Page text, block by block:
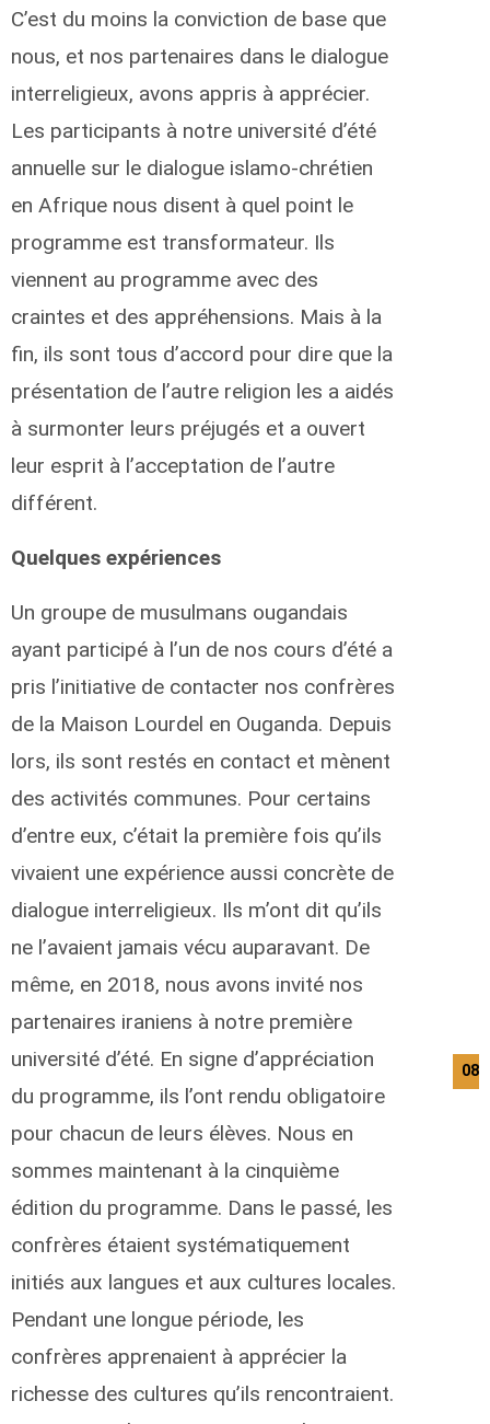
C’est du moins la conviction de base que
nous, et nos partenaires dans le dialogue
interreligieux, avons appris à apprécier.
Les participants à notre université d’été
annuelle sur le dialogue islamo-chrétien
en Afrique nous disent à quel point le
programme est transformateur. Ils
viennent au programme avec des
craintes et des appréhensions. Mais à la
fin, ils sont tous d’accord pour dire que la
présentation de l’autre religion les a aidés
à surmonter leurs préjugés et a ouvert
leur esprit à l’acceptation de l’autre
différent.
Quelques expériences
Un groupe de musulmans ougandais
ayant participé à l’un de nos cours d’été a
pris l’initiative de contacter nos confrères
de la Maison Lourdel en Ouganda. Depuis
lors, ils sont restés en contact et mènent
des activités communes. Pour certains
d’entre eux, c’était la première fois qu’ils
vivaient une expérience aussi concrète de
dialogue interreligieux. Ils m’ont dit qu’ils
ne l’avaient jamais vécu auparavant. De
même, en 2018, nous avons invité nos
partenaires iraniens à notre première
université d’été. En signe d’appréciation
du programme, ils l’ont rendu obligatoire
pour chacun de leurs élèves. Nous en
sommes maintenant à la cinquième
édition du programme. Dans le passé, les
confrères étaient systématiquement
initiés aux langues et aux cultures locales.
Pendant une longue période, les
confrères apprenaient à apprécier la
richesse des cultures qu’ils rencontraient.
08/